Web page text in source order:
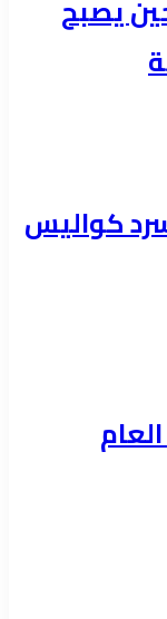
يصبح
كواليس